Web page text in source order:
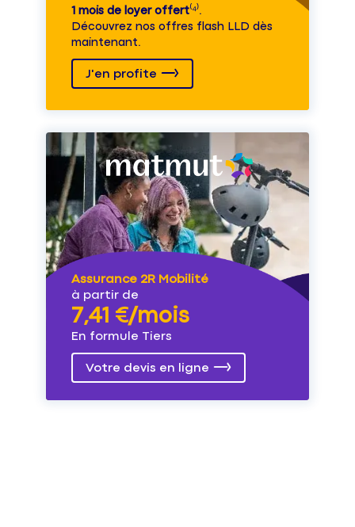
1 mois de loyer offert⁽⁴⁾.
Découvrez nos offres flash LLD dès
maintenant.
J'en profite
Assurance 2R Mobilité
à partir de
7,41 €/mois
En formule Tiers
Votre devis en ligne